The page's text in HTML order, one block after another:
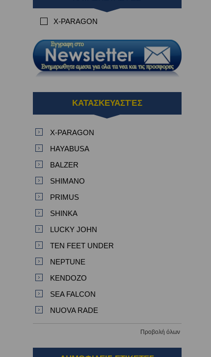
X-PARAGON
ΚΑΤΑΣΚΕΥΑΣΤΈΣ
X-PARAGON
HAYABUSA
BALZER
SHIMANO
PRIMUS
SHINKA
LUCKY JOHN
TEN FEET UNDER
NEPTUNE
KENDOZO
SEA FALCON
NUOVA RADE
Προβολή όλων